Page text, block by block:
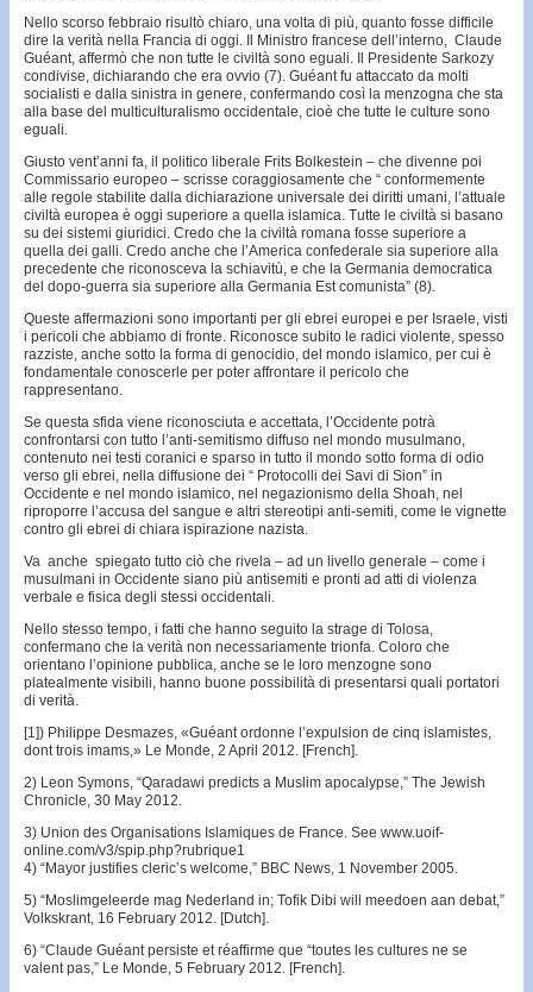
Nello scorso febbraio risultò chiaro, una volta di più, quanto fosse difficile
dire la verità nella Francia di oggi. Il Ministro francese dell’interno, Claude
Guéant, affermò che non tutte le civiltà sono eguali. Il Presidente Sarkozy
condivise, dichiarando che era ovvio (7). Guéant fu attaccato da molti
socialisti e dalla sinistra in genere, confermando così la menzogna che sta
alla base del multiculturalismo occidentale, cioè che tutte le culture sono
eguali.
Giusto vent’anni fa, il politico liberale Frits Bolkestein – che divenne poi
Commissario europeo – scrisse coraggiosamente che “ conformemente
alle regole stabilite dalla dichiarazione universale dei diritti umani, l’attuale
civiltà europea è oggi superiore a quella islamica. Tutte le civiltà si basano
su dei sistemi giuridici. Credo che la civiltà romana fosse superiore a
quella dei galli. Credo anche che l’America confederale sia superiore alla
precedente che riconosceva la schiavitù, e che la Germania democratica
del dopo-guerra sia superiore alla Germania Est comunista” (8).
Queste affermazioni sono importanti per gli ebrei europei e per Israele, visti
i pericoli che abbiamo di fronte. Riconosce subito le radici violente, spesso
razziste, anche sotto la forma di genocidio, del mondo islamico, per cui è
fondamentale conoscerle per poter affrontare il pericolo che
rappresentano.
Se questa sfida viene riconosciuta e accettata, l’Occidente potrà
confrontarsi con tutto l’anti-semitismo diffuso nel mondo musulmano,
contenuto nei testi coranici e sparso in tutto il mondo sotto forma di odio
verso gli ebrei, nella diffusione dei “ Protocolli dei Savi di Sion” in
Occidente e nel mondo islamico, nel negazionismo della Shoah, nel
riproporre l’accusa del sangue e altri stereotipi anti-semiti, come le vignette
contro gli ebrei di chiara ispirazione nazista.
Va anche spiegato tutto ciò che rivela – ad un livello generale – come i
musulmani in Occidente siano più antisemiti e pronti ad atti di violenza
verbale e fisica degli stessi occidentali.
Nello stesso tempo, i fatti che hanno seguito la strage di Tolosa,
confermano che la verità non necessariamente trionfa. Coloro che
orientano l’opinione pubblica, anche se le loro menzogne sono
platealmente visibili, hanno buone possibilità di presentarsi quali portatori
di verità.
[1]) Philippe Desmazes, «Guéant ordonne l’expulsion de cinq islamistes,
dont trois imams,» Le Monde, 2 April 2012. [French].
2) Leon Symons, “Qaradawi predicts a Muslim apocalypse,” The Jewish
Chronicle, 30 May 2012.
3) Union des Organisations Islamiques de France. See www.uoif-
online.com/v3/spip.php?rubrique1
4) “Mayor justifies cleric’s welcome,” BBC News, 1 November 2005.
5) “Moslimgeleerde mag Nederland in; Tofik Dibi will meedoen aan debat,”
Volkskrant, 16 February 2012. [Dutch].
6) “Claude Guéant persiste et réaffirme que “toutes les cultures ne se
valent pas,” Le Monde, 5 February 2012. [French].